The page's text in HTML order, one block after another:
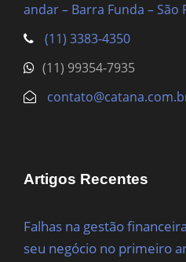
andar – Barra Funda – São
(11) 3383-4350
(11) 99354-7935
Artigos Recentes
Falhas na gestão
seu negócio no primeiro